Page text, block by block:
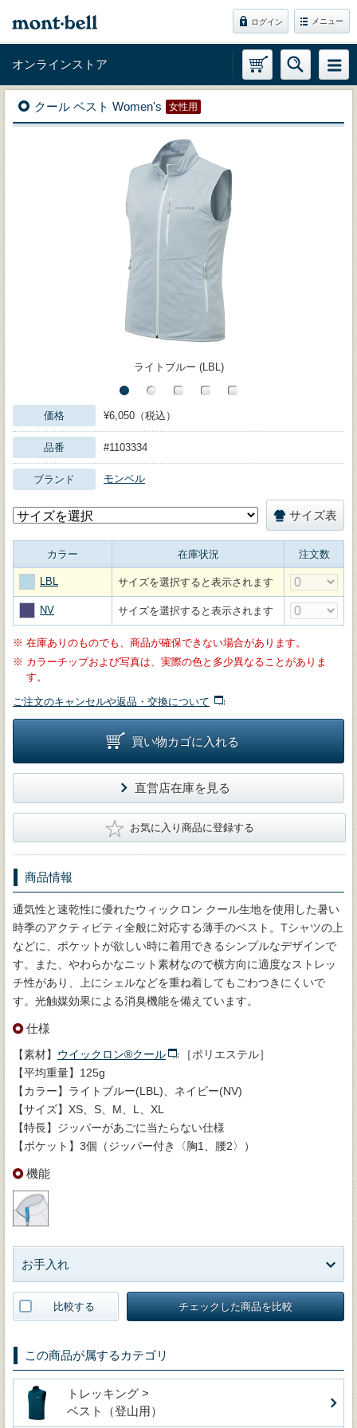
ログイン メニュー
オンラインストア
クール ベスト Women's 女性用
ライトブルー (LBL)
価格 ¥6,050（税込）
品番 #1103334
ブランド モンベル
サイズ表
カラー 在庫状況 注文数
LBL サイズを選択すると表示されます
NV サイズを選択すると表示されます
※ 在庫ありのものでも、商品が確保できない場合があります。
※ カラーチップおよび写真は、実際の色と多少異なることがありま
す。
ご注文のキャンセルや返品・交換について
買い物カゴに入れる
直営店在庫を見る
★ お気に入り商品に登録する
商品情報
通気性と速乾性に優れたウィックロン クール生地を使用した暑い
時季のアクティビティ全般に対応する薄手のベスト。Tシャツの上
などに、ポケットが欲しい時に着用できるシンプルなデザインで
す。また、やわらかなニット素材なので横方向に適度なストレッ
チ性があり、上にシェルなどを重ね着してもごわつきにくいで
す。光触媒効果による消臭機能を備えています。
仕様
【素材】 ウイックロン®クール
［ポリエステル］
【平均重量】125g
【カラー】ライトブルー(LBL)、ネイビー(NV)
【サイズ】XS、S、M、L、XL
【特長】ジッパーがあごに当たらない仕様
【ポケット】3個（ジッパー付き〈胸1、腰2〉）
機能
お手入れ
比較する チェックした商品を比較
この商品が属するカテゴリ
トレッキング >
ベスト（登山用）